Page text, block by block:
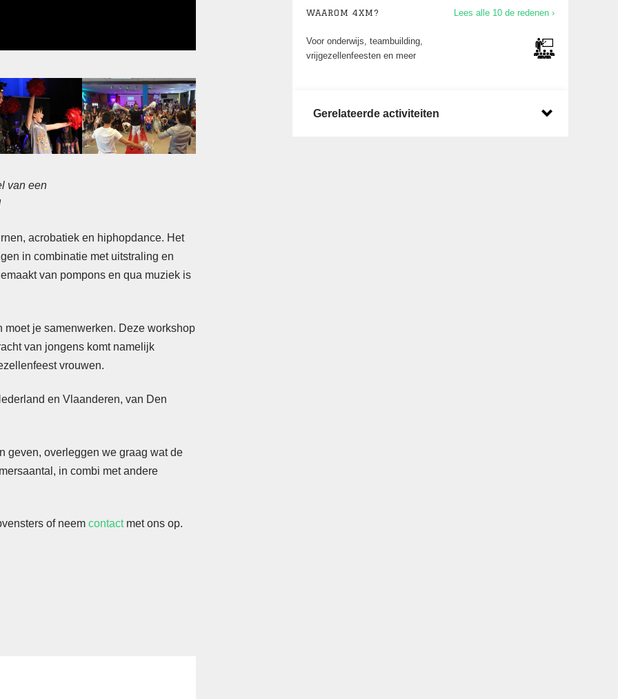
van een
acrobatiek en hiphopdance. Het
in combinatie met uitstraling en
van pompons en qua muziek is
je samenwerken. Deze workshop
van jongens komt namelijk
vrouwen.
en Vlaanderen, van Den
geven, overleggen we graag wat de
in combi met andere
of neem contactmet ons op.
Lees alle 10 de redenen ›
WAAROM 4XM?
Voor jong en oud én elk niveau, van 10 tot
Gerelateerde activiteiten